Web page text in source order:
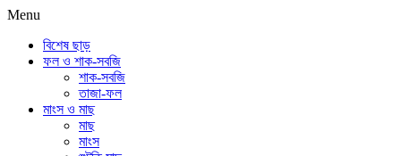
Menu
বিশেষ ছাড়
ফল ও শাক-সবজি
শাক-সবজি
তাজা-ফল
মাংস ও মাছ
মাছ
মাংস